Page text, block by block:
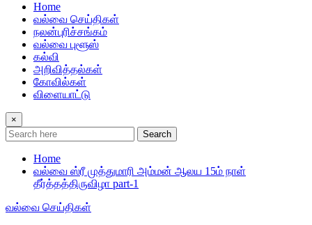
Home
வல்வை செய்திகள்
நலன்புரிச்சங்கம்
வல்வை புளூஸ்
கல்வி
அறிவித்தல்கள்
கோவில்கள்
விளையாட்டு
×
Search
Home
வல்வை ஸ்ரீ முத்துமாரி அம்மன் ஆலய 15ம் நாள்
தீர்த்தத்திருவிழா part-1
வல்வை செய்திகள்